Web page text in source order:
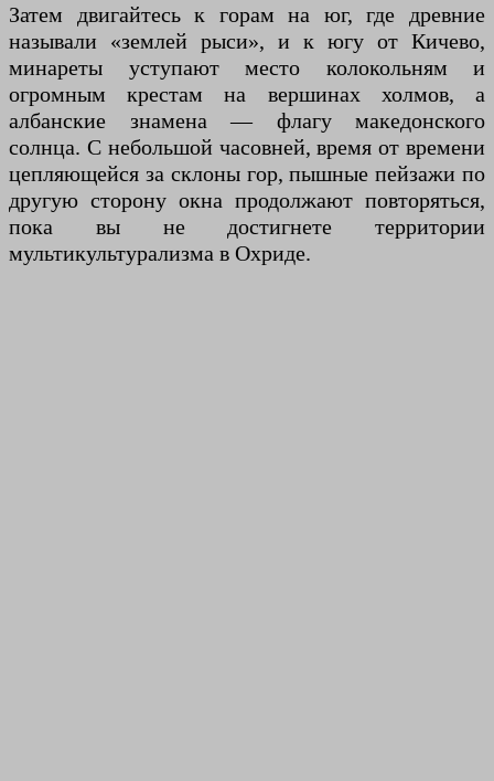
Затем двигайтесь к горам на юг, где древние
называли «землей рыси», и к югу от Кичево,
минареты уступают место колокольням и
огромным крестам на вершинах холмов, а
албанские знамена — флагу македонского
солнца. С небольшой часовней, время от времени
цепляющейся за склоны гор, пышные пейзажи по
другую сторону окна продолжают повторяться,
пока вы не достигнете территории
мультикультурализма в Охриде.